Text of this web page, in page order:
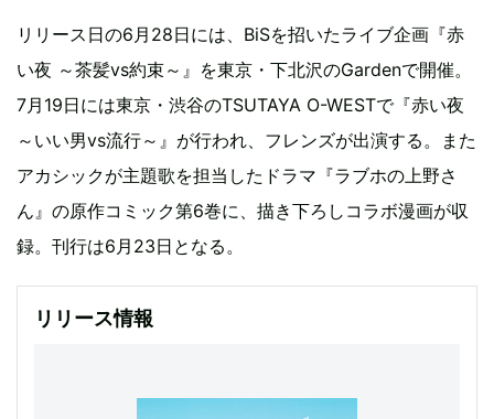
リリース日の6月28日には、BiSを招いたライブ企画『赤
い夜 ～茶髪vs約束～』を東京・下北沢のGardenで開催。
7月19日には東京・渋谷のTSUTAYA O-WESTで『赤い夜
～いい男vs流行～』が行われ、フレンズが出演する。また
アカシックが主題歌を担当したドラマ『ラブホの上野さ
ん』の原作コミック第6巻に、描き下ろしコラボ漫画が収
録。刊行は6月23日となる。
リリース情報